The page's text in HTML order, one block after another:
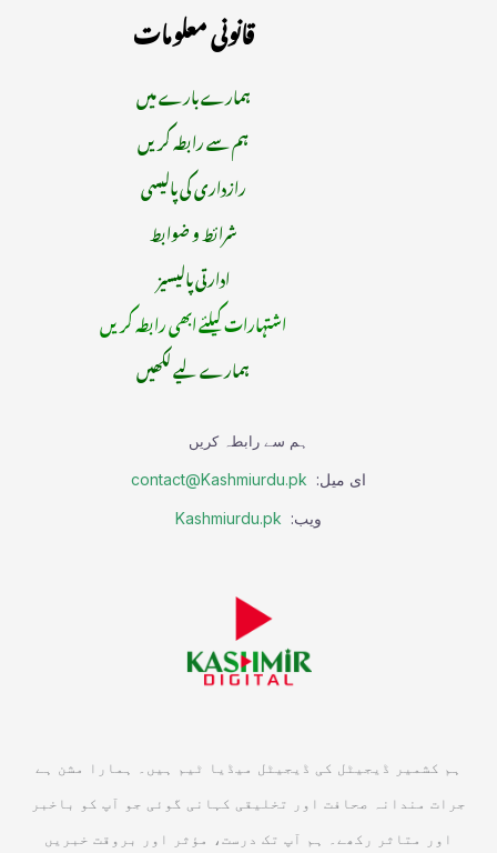
قانونی معلومات
ہمارے بارے میں
ہم سے رابطہ کریں
رازداری کی پالیسی
شرائط و ضوابط
ادارتی پالیسیز
اشتہارات کیلئے ابھی رابطہ کریں
ہمارے لیے لکھیں
ہم سے رابطہ کریں
ای میل: contact@Kashmiurdu.pk
ویب: Kashmiurdu.pk
ہم کشمیر ڈیجیٹل کی ڈیجیٹل میڈیا ٹیم ہیں۔ ہمارا مشن ہے
جرات مندانہ صحافت اور تخلیقی کہانی گوئی جو آپ کو باخبر
اور متاثر رکھے۔ ہم آپ تک درست، مؤثر اور بروقت خبریں